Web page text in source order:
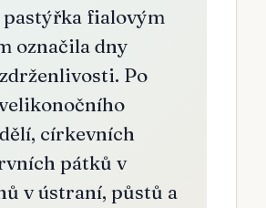
fialovým
označila dny
Po
církevních
pátků v
v ústraní, půstů a